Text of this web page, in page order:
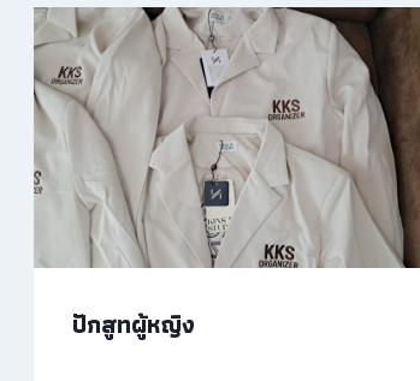
ปักสูทผู้หญิง